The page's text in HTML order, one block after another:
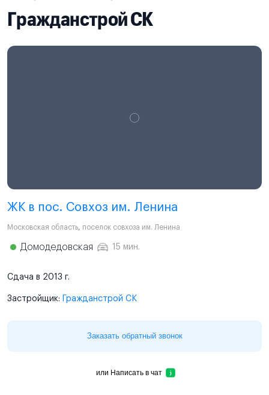
Гражданстрой СК
ЖК в пос. Совхоз им. Ленина
Московская область, поселок совхоза им. Ленина
Домодедовская 15 мин.
Сдача в 2013 г.
Застройщик: Гражданстрой СК
Заказать обратный звонок
или Написать в чат